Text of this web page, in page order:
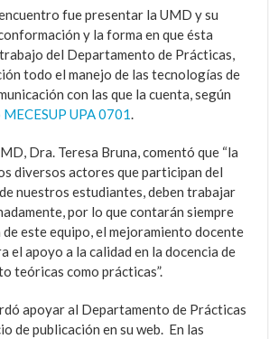
fue presentar la UMD y su
y la forma en que ésta
del Departamento de Prácticas,
todo el manejo de las tecnologías de
con las que la cuenta, según
UPA 0701.
Dra. Teresa Bruna, comentó que “la
diversos actores que participan del
nuestros estudiantes, deben trabajar
por lo que contarán siempre
este equipo, el mejoramiento docente
el apoyo a la calidad en la docencia de
teóricas como prácticas”.
apoyar al Departamento de Prácticas
de publicación en su web. En las